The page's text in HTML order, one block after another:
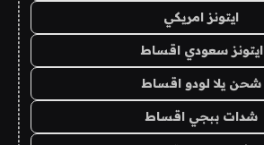
ايتونز امريكي
ايتونز سعودي اقساط
شحن يلا لودو اقساط
شدات ببجي اقساط